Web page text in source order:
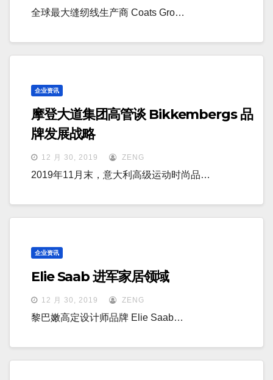
全球最大缝纫线生产商 Coats Gro…
企业资讯
摩登大道集团高管谈 Bikkembergs 品
牌发展战略
12 月 30, 2019 ZENG
2019年11月末，意大利高级运动时尚品…
企业资讯
Elie Saab 进军家居领域
12 月 30, 2019 ZENG
黎巴嫩高定设计师品牌 Elie Saab…